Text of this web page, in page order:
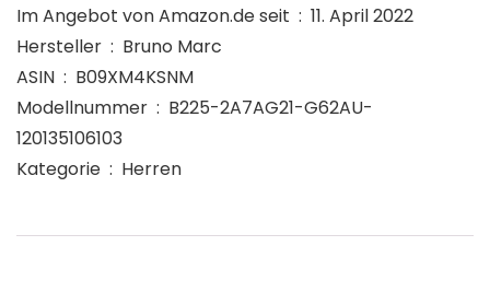
Im Angebot von Amazon.de seit ‏ : ‎ 11. April 2022
Hersteller ‏ : ‎ Bruno Marc
ASIN ‏ : ‎ B09XM4KSNM
Modellnummer ‏ : ‎ B225-2A7AG21-G62AU-
120135106103
Kategorie ‏ : ‎ Herren